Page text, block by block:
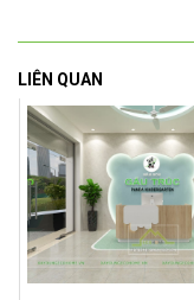
LIÊN QUAN